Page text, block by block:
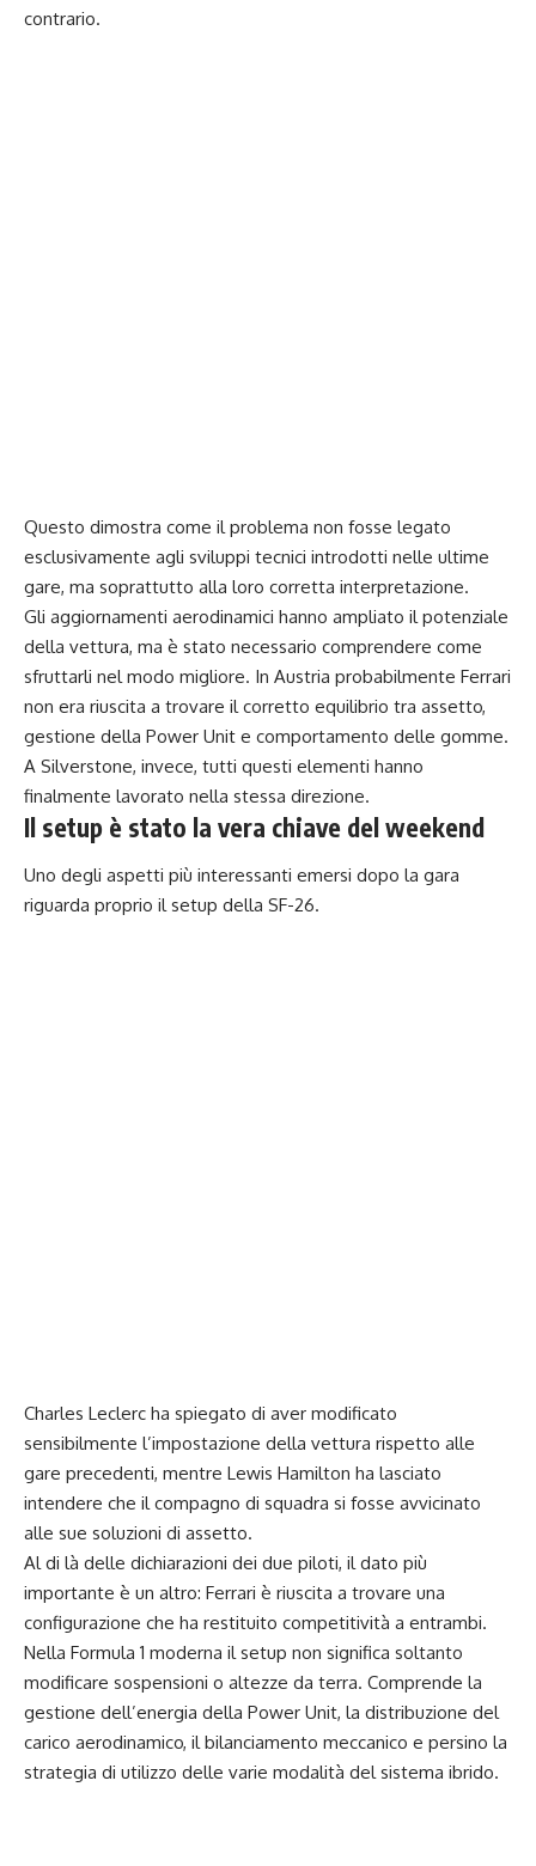
contrario.
Questo dimostra come il problema non fosse legato
esclusivamente agli sviluppi tecnici introdotti nelle ultime
gare, ma soprattutto alla loro corretta interpretazione.
Gli aggiornamenti aerodinamici hanno ampliato il potenziale
della vettura, ma è stato necessario comprendere come
sfruttarli nel modo migliore. In Austria probabilmente Ferrari
non era riuscita a trovare il corretto equilibrio tra assetto,
gestione della Power Unit e comportamento delle gomme.
A Silverstone, invece, tutti questi elementi hanno
finalmente lavorato nella stessa direzione.
Il setup è stato la vera chiave del weekend
Uno degli aspetti più interessanti emersi dopo la gara
riguarda proprio il setup della SF-26.
Charles Leclerc ha spiegato di aver modificato
sensibilmente l’impostazione della vettura rispetto alle
gare precedenti, mentre Lewis Hamilton ha lasciato
intendere che il compagno di squadra si fosse avvicinato
alle sue soluzioni di assetto.
Al di là delle dichiarazioni dei due piloti, il dato più
importante è un altro: Ferrari è riuscita a trovare una
configurazione che ha restituito competitività a entrambi.
Nella Formula 1 moderna il setup non significa soltanto
modificare sospensioni o altezze da terra. Comprende la
gestione dell’energia della Power Unit, la distribuzione del
carico aerodinamico, il bilanciamento meccanico e persino la
strategia di utilizzo delle varie modalità del sistema ibrido.